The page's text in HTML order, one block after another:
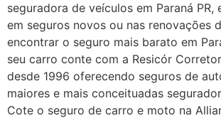
seguradora de veículos em Paraná PR,
em seguros novos ou nas renovações
encontrar o seguro mais barato em
seu carro conte com a Resicór
desde 1996 oferecendo seguros de
maiores e mais conceituadas
Cote o seguro de carro e moto na